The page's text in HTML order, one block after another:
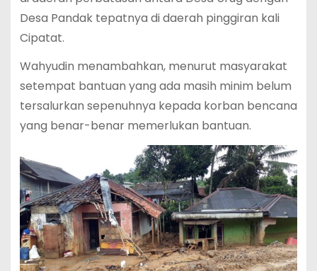
Desa Pandak tepatnya di daerah pinggiran kali
Cipatat.
Wahyudin menambahkan, menurut masyarakat
setempat bantuan yang ada masih minim belum
tersalurkan sepenuhnya kepada korban bencana
yang benar-benar memerlukan bantuan.